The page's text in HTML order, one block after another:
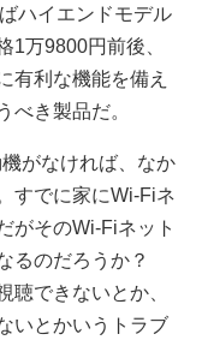
ハイエンドモデル
1万9800円前後、
有利な機能を備え
べき製品だ。
がなければ、なか
すでに家にWi-Fiネ
がそのWi-Fiネット
るのだろうか？
聴できないとか、
いとかいうトラブ